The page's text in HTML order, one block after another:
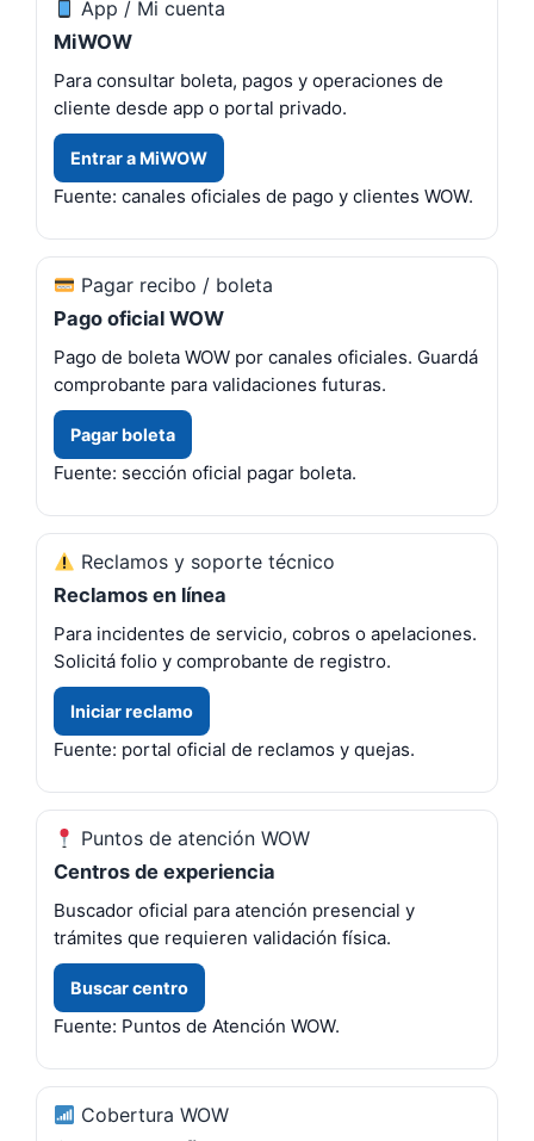
App / Mi cuenta
MiWOW
Para consultar boleta, pagos y operaciones de
cliente desde app o portal privado.
Entrar a MiWOW
Fuente: canales oficiales de pago y clientes WOW.
Pagar recibo / boleta
Pago oficial WOW
Pago de boleta WOW por canales oficiales. Guardá
comprobante para validaciones futuras.
Pagar boleta
Fuente: sección oficial pagar boleta.
Reclamos y soporte técnico
Reclamos en línea
Para incidentes de servicio, cobros o apelaciones.
Solicitá folio y comprobante de registro.
Iniciar reclamo
Fuente: portal oficial de reclamos y quejas.
Puntos de atención WOW
Centros de experiencia
Buscador oficial para atención presencial y
trámites que requieren validación física.
Buscar centro
Fuente: Puntos de Atención WOW.
Cobertura WOW